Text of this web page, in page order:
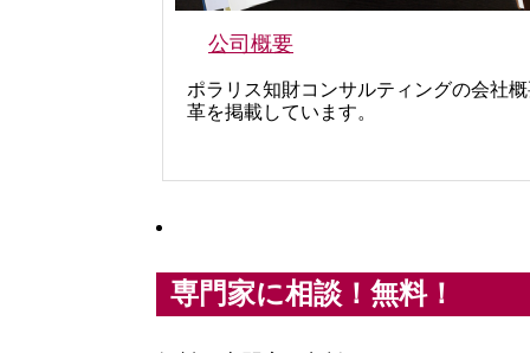
公司概要
ポラリス知財コンサルティングの会社
革を掲載しています。
専門家に相談！無料！